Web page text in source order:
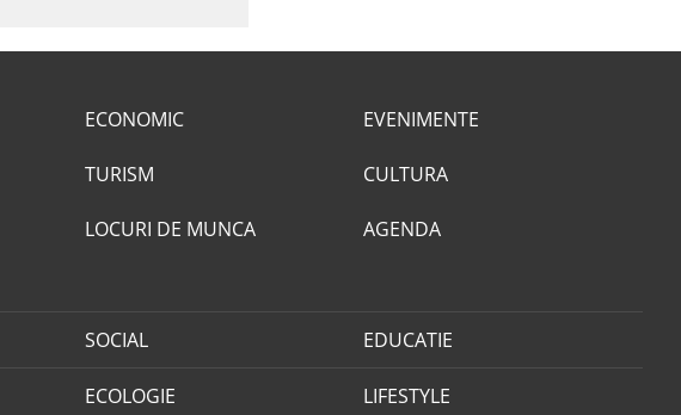
ECONOMIC
TURISM
LOCURI DE MUNCA
EVENIMENTE
CULTURA
AGENDA
SOCIAL EDUCATIE
ECOLOGIE LIFESTYLE